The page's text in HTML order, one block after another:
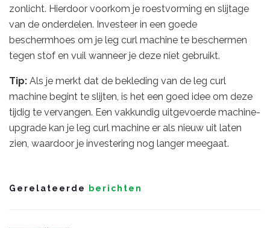
zonlicht. Hierdoor voorkom je roestvorming en slijtage
van de onderdelen. Investeer in een goede
beschermhoes om je leg curl machine te beschermen
tegen stof en vuil wanneer je deze niet gebruikt.
Tip: Als je merkt dat de bekleding van de leg curl
machine begint te slijten, is het een goed idee om deze
tijdig te vervangen. Een vakkundig uitgevoerde machine-
upgrade kan je leg curl machine er als nieuw uit laten
zien, waardoor je investering nog langer meegaat.
Gerelateerde berichten